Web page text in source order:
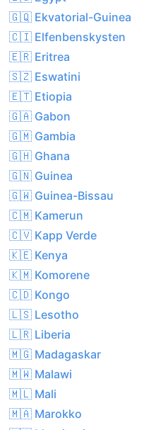
Sunny
🇬🇶 Ekvatorial-Guinea
🇨🇮 Elfenbenskysten
🇪🇷 Eritrea
🇸🇿 Eswatini
🇪🇹 Etiopia
🇬🇦 Gabon
🇬🇲 Gambia
🇬🇭 Ghana
🇬🇳 Guinea
🇬🇼 Guinea-Bissau
🇨🇲 Kamerun
🇨🇻 Kapp Verde
🇰🇪 Kenya
🇰🇲 Komorene
🇨🇩 Kongo
🇱🇸 Lesotho
🇱🇷 Liberia
🇲🇬 Madagaskar
🇲🇼 Malawi
🇲🇱 Mali
🇲🇦 Marokko